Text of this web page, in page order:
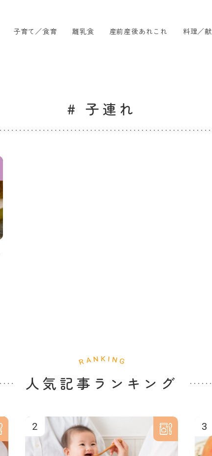
子育て／食育 離乳食 産前産後あれこれ 料理／
# 子連れ
人気記事ランキング
2 3